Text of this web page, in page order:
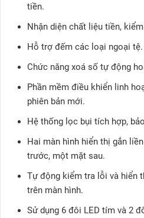
tiền.
Nhận diện chất liệu tiền,
Hỗ trợ đếm các loại ngoại tệ.
Chức năng xoá số tự động
Phần mềm điều khiển linh
phiên bản mới.
Hệ thống lọc bụi tích hợp,
Hai màn hình hiển thị gắn
trước, một mặt sau.
Tự động kiểm tra lỗi và hiển
trên màn hình.
Sử dụng 6 đôi LED tím và 2